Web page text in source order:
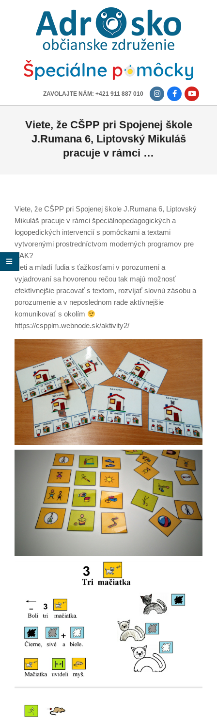
ADROSKO
OBČIANSKE
ZDRUŽENIE
ZAVOLAJTE NÁM: +421 911 887 010
Viete, že CŠPP pri Spojenej škole
J.Rumana 6, Liptovský Mikuláš
pracuje v rámci …
Viete, že CŠPP pri Spojenej škole J.Rumana 6, Liptovský
Mikuláš pracuje v rámci špeciálnopedagogických a
logopedických intervencií s pomôckami a textami
vytvorenými prostredníctvom moderných programov pre
AAK?
Deti a mladí ľudia s ťažkosťami v porozumení a
vyjadrovaní sa hovorenou rečou tak majú možnosť
efektívnejšie pracovať s textom, rozvíjať slovnú zásobu a
porozumenie a v neposlednom rade aktívnejšie
komunikovať s okolím
https://cspplm.webnode.sk/aktivity2/